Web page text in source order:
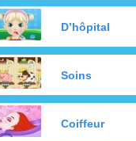
D’hôpital
Soins
Coiffeur